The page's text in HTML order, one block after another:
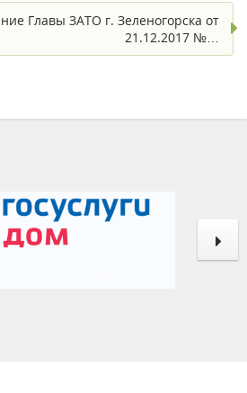
Главы ЗАТО г. Зеленогорска от
21.12.2017 №…